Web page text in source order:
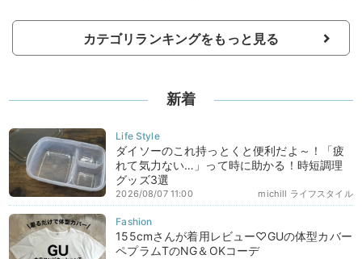
カテゴリランキングをもっと見る
新着
ダイソーのこれ持っとくと便利だよ～！「疲
れて気力ない…」って時に助かる！時短調理
グッズ3選
michill ライフスタイル
2026/08/07 11:00
155cmさんが着用レビュー♡GUの体型カバー
ペプラムTのNG＆OKコーデ